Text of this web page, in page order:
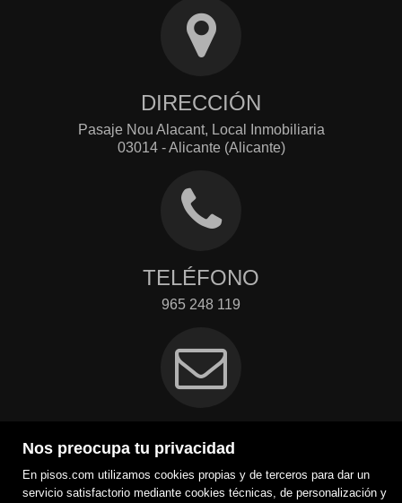
Nos preocupa tu privacidad
En pisos.com utilizamos cookies propias y de terceros para dar un
servicio satisfactorio mediante cookies técnicas, de personalización y
DIRECCIÓN
Pasaje Nou Alacant, Local Inmobiliaria
03014 - Alicante (Alicante)
TELÉFONO
965 248 119
info@inmobiliariasimc.com
Contacto